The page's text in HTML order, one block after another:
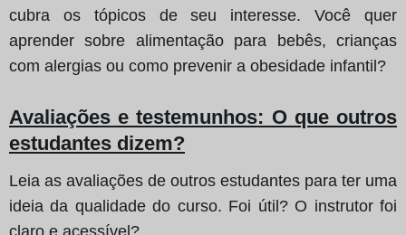
cubra os tópicos de seu interesse. Você quer
aprender sobre alimentação para bebês, crianças
com alergias ou como prevenir a obesidade infantil?
Avaliações e testemunhos: O que outros
estudantes dizem?
Leia as avaliações de outros estudantes para ter uma
ideia da qualidade do curso. Foi útil? O instrutor foi
claro e acessível?